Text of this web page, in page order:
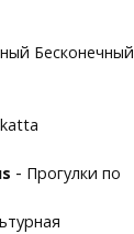
Бесконечный
- Прогулки по